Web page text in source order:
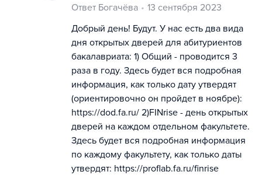
Ответ Богачёва
13 сентября 2023
Добрый день! Будут. У нас есть два вида
дня открытых дверей для абитуриентов
бакалавриата: 1) Общий - проводится 3
раза в году. Здесь будет вся подробная
информация, как только дату утвердят
(ориентировочно он пройдет в ноябре):
https://dod.fa.ru/ 2)FINrise - день открытых
дверей на каждом отдельном факультете.
Здесь будет вся подробная информация
по каждому факультету, как только даты
утвердят: https://proflab.fa.ru/finrise